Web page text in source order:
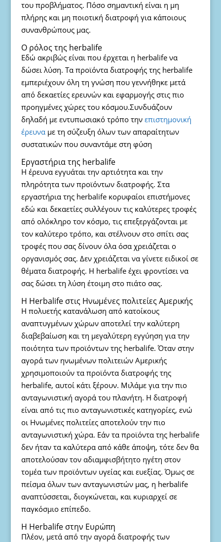
του προβλήματος. Πόσο σημαντική είναι η μη
πλήρης και μη ποιοτική διατροφή για κάποιους
συνανθρώπους μας.
Ο ρόλος της herbalife
Εδώ ακριβώς είναι που έρχεται η herbalife να
δώσει λύση. Τα προϊόντα διατροφής της herbalife
εμπεριέχουν όλη τη γνώση που γεννήθηκε μετά
από δεκαετίες ερευνών και εφαρμογής στις πιο
προηγμένες χώρες του κόσμου.Συνδυάζουν
δηλαδή με εντυπωσιακό τρόπο την επιστημονική
έρευναμε τη σύζευξη όλων των απαραίτητων
συστατικών που συναντάμε στη φύση
Εργαστήρια της herbalife
Η έρευνα εγγυάται την αρτιότητα και την
πληρότητα των προϊόντων διατροφής. Στα
εργαστήρια της herbalife κορυφαίοι επιστήμονες
εδώ και δεκαετίες συλλέγουν τις καλύτερες τροφές
από ολόκληρο τον κόσμο, τις επεξεργάζονται με
τον καλύτερο τρόπο, και στέλνουν στο σπίτι σας
τροφές που σας δίνουν όλα όσα χρειάζεται ο
οργανισμός σας. Δεν χρειάζεται να γίνετε ειδικοί σε
θέματα διατροφής. Η herbalife έχει φροντίσει να
σας δώσει τη λύση έτοιμη στο πιάτο σας.
Η Herbalife στις Ηνωμένες πολιτείες Αμερικής
Η πολυετής κατανάλωση από κατοίκους
αναπτυγμένων χώρων αποτελεί την καλύτερη
διαβεβαίωση και τη μεγαλύτερη εγγύηση για την
ποιότητα των προϊόντων της herbalife. Όταν στην
αγορά των ηνωμένων πολιτειών Αμερικής
χρησιμοποιούν τα προϊόντα διατροφής της
herbalife, αυτοί κάτι ξέρουν. Μιλάμε για την πιο
ανταγωνιστική αγορά του πλανήτη. Η διατροφή
είναι από τις πιο ανταγωνιστικές κατηγορίες, ενώ
οι Ηνωμένες πολιτείες αποτελούν την πιο
ανταγωνιστική χώρα. Εάν τα προϊόντα της herbalife
δεν ήταν τα καλύτερα από κάθε άποψη, τότε δεν θα
αποτελούσαν τον αδιαμφισβήτητο ηγέτη στον
τομέα των προϊόντων υγείας και ευεξίας. Όμως σε
πείσμα όλων των ανταγωνιστών μας, η herbalife
αναπτύσσεται, διογκώνεται, και κυριαρχεί σε
παγκόσμιο επίπεδο.
Η Herbalife στην Ευρώπη
Πλέον, μετά από την αγορά διατροφής των